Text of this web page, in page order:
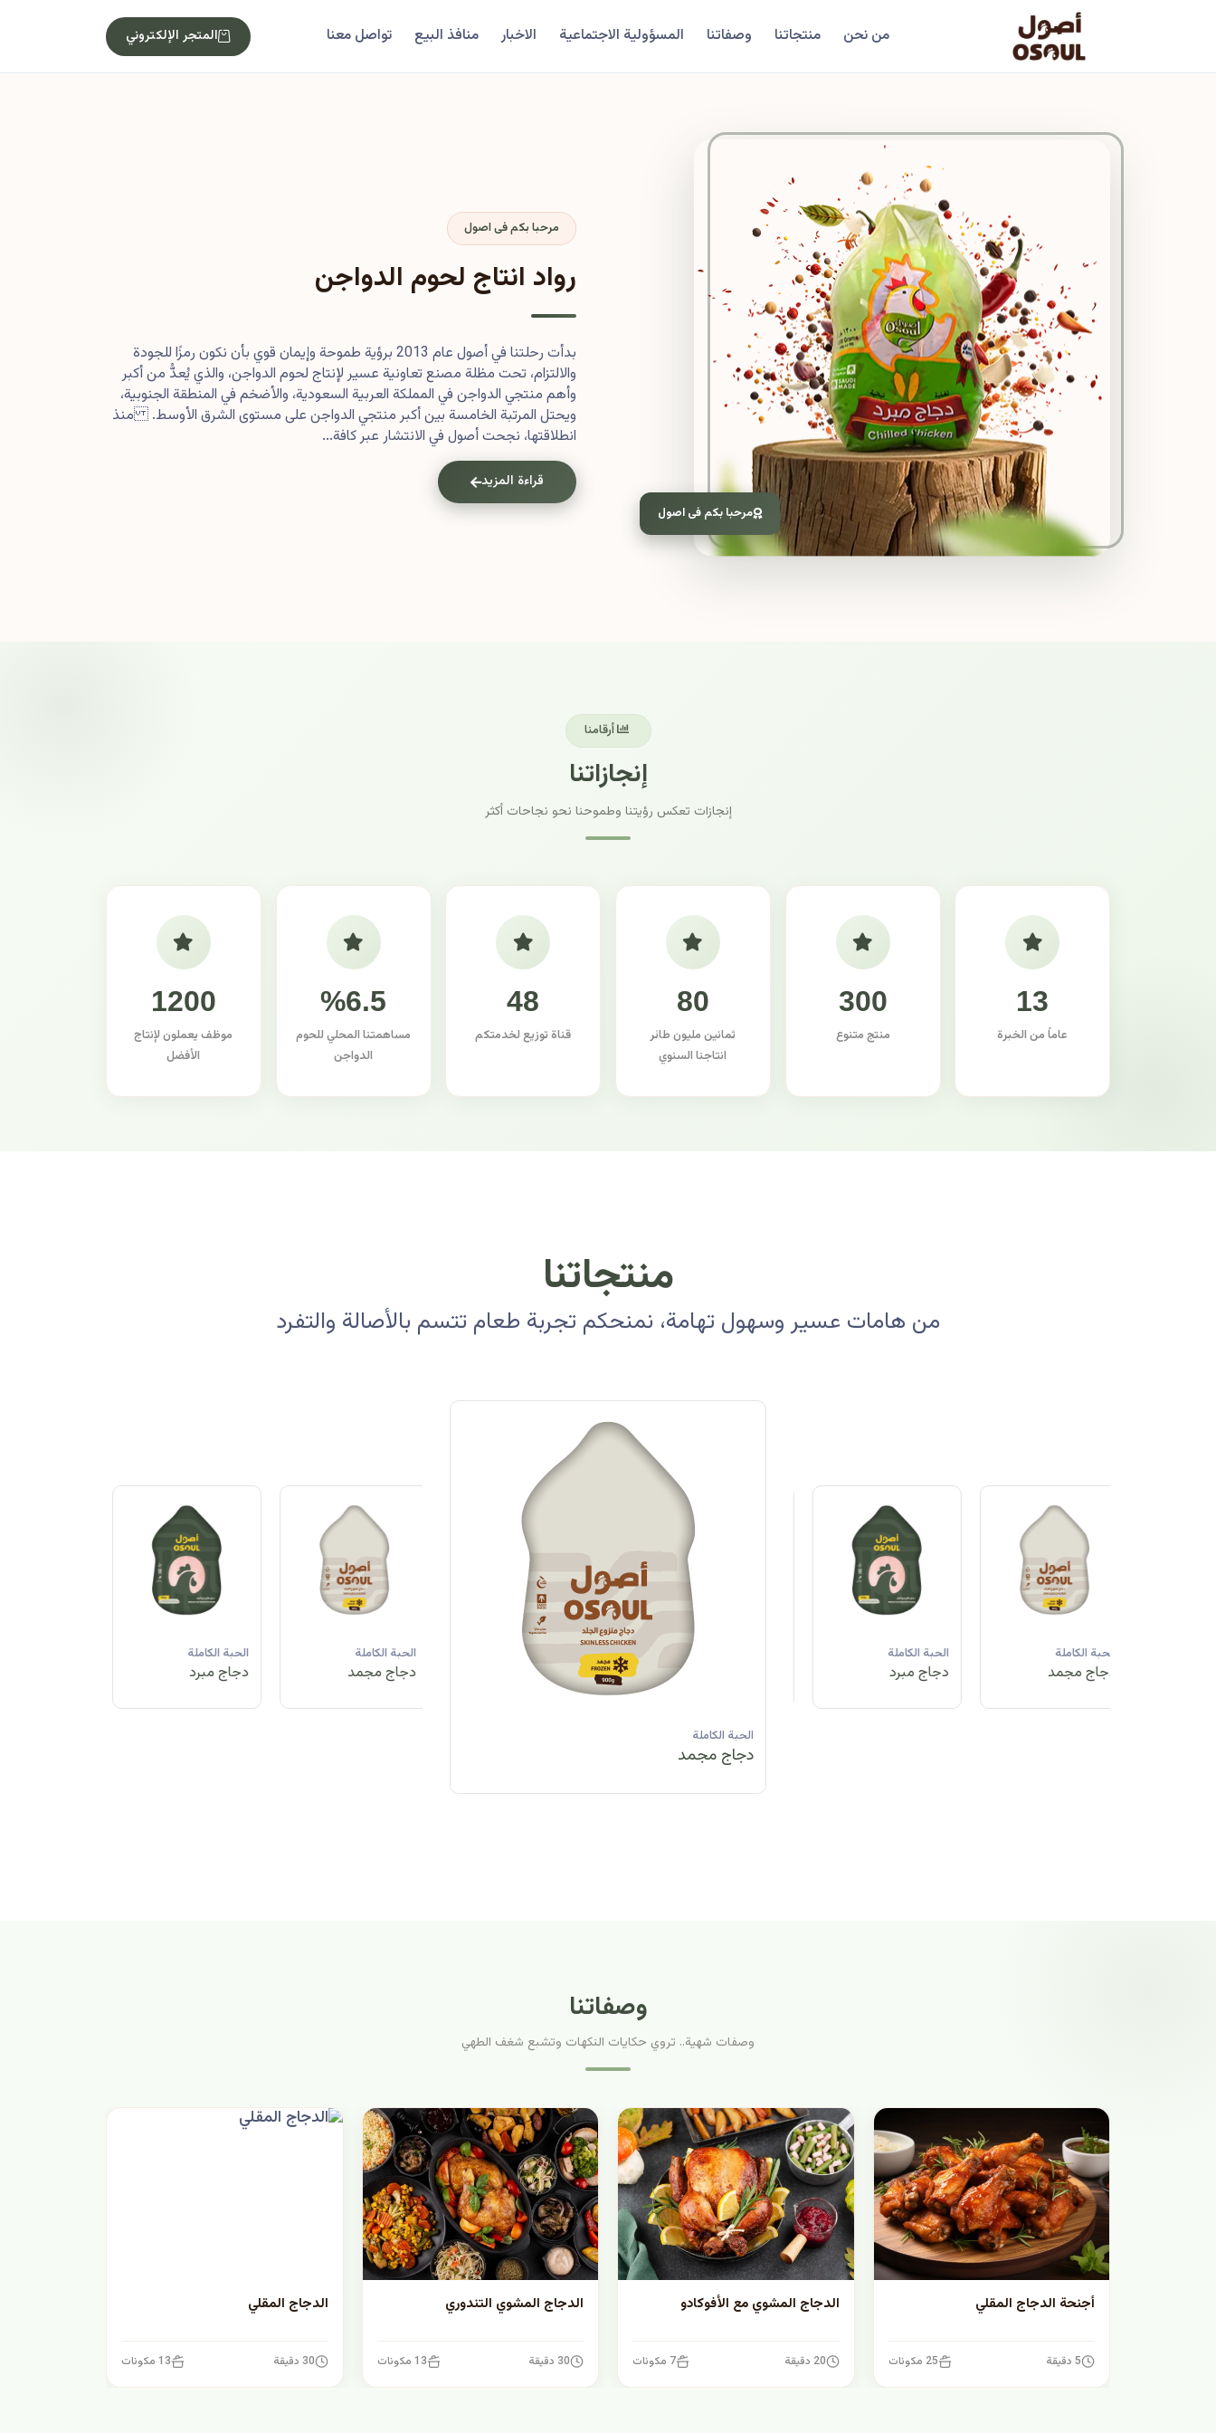
من نحن منتجاتنا وصفاتنا المسؤولية الاجتماعية الاخبار منافذ البيع تواصل معنا المتجر الإلكتروني
مرحبا بكم فى اصول
مرحبا بكم فى اصول
رواد انتاج لحوم الدواجن
بدأت رحلتنا في أصول عام 2013 برؤية طموحة وإيمان قوي بأن نكون رمزًا للجودة
والالتزام، تحت مظلة مصنع تعاونية عسير لإنتاج لحوم الدواجن، والذي يُعدُّ من أكبر
وأهم منتجي الدواجن في المملكة العربية السعودية، والأضخم في المنطقة الجنوبية،
ويحتل المرتبة الخامسة بين أكبر منتجي الدواجن على مستوى الشرق الأوسط. منذ
انطلاقتها، نجحت أصول في الانتشار عبر كافة...
قراءة المزيد
أرقامنا
إنجازاتنا
إنجازات تعكس رؤيتنا وطموحنا نحو نجاحات أكثر
13
عاماً من الخبرة
300
منتج متنوع
80
ثمانين مليون طائر
انتاجنا السنوي
48
قناة توزيع لخدمتكم
%6.5
مساهمتنا المحلي للحوم
الدواجن
1200
موظف يعملون لإنتاج
الأفضل
منتجاتنا
من هامات عسير وسهول تهامة، نمنحكم تجربة طعام تتسم بالأصالة والتفرد
الحبة الكاملة
دجاج مبرد
الحبة الكاملة
دجاج مجمد
الحبة الكاملة
دجاج مبرد
الحبة الكاملة
دجاج مجمد
الحبة الكاملة الحبة الكاملة
دجاج مجمد
الحبة الكاملة
دجاج مبرد
الحبة الكاملة
دجاج مجمد
وصفاتنا
وصفات شهية.. تروي حكايات النكهات وتشبع شغف الطهي
أجنحة الدجاج المقلي
5 دقيقة 25 مكونات
الدجاج المشوي مع الأفوكادو
20 دقيقة 7 مكونات
الدجاج المشوي التندوري
30 دقيقة 13 مكونات
الدجاج المقلي
30 دقيقة 13 مكونات